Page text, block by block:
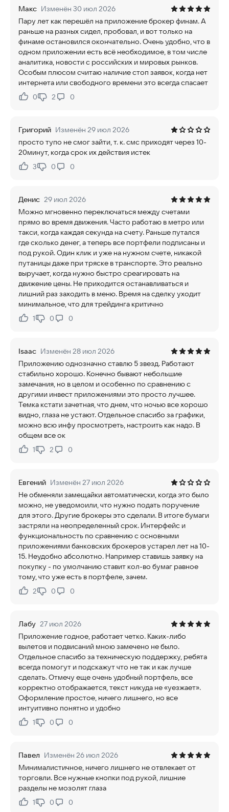
Макс Изменён 30 июл 2026
Пару лет как перешёл на приложение брокер финам. А
раньше на разных сидел, пробовал, и вот только на
финаме остановился окончательно. Очень удобно, что в
одном приложении есть всё необходимое, в том числе
аналитика, новости с российских и мировых рынков.
Особым плюсом считаю наличие стоп заявок, когда нет
интернета или свободного времени это всегда спасает
Нравится:
0Не нравится:
2 0
Григорий Изменён 29 июл 2026
просто тупо не смог зайти, т. к. смс приходят через 10-
20минут, когда срок их действия истек
Нравится:
3Не нравится:
0 0
Денис 29 июл 2026
Можно мгновенно переключаться между счетами
прямо во время движения. Часто работаю в метро или
такси, когда каждая секунда на счету. Раньше путался
где сколько денег, а теперь все портфели подписаны и
под рукой. Один клик и уже на нужном счете, никакой
путаницы даже при тряске в транспорте. Это реально
выручает, когда нужно быстро среагировать на
движение цены. Не приходится останавливаться и
лишний раз заходить в меню. Время на сделку уходит
минимальное, что для трейдинга критично
Нравится:
1Не нравится:
0 0
Isaac Изменён 28 июл 2026
Приложению однозначно ставлю 5 звезд. Работают
стабильно хорошо. Конечно бывают небольшие
замечания, но в целом и особенно по сравнению с
другими инвест приложениями это просто лучшее.
Темка кстати зачетная, что днем, что ночью все хорошо
видно, глаза не устают. Отдельное спасибо за графики,
можно всю инфу просмотреть, настроить как надо. В
общем все ок
Нравится:
1Не нравится:
2 0
Евгений Изменён 27 июл 2026
Не обменяли замещайки автоматически, когда это было
можно, не уведомоили, что нужно подать поручение
для этого. Другие брокеры это сделали. В итоге бумаги
застряли на неопределенный срок. Интерфейс и
функциональность по сравнению с основными
приложениями банковских брокеров устарел лет на 10-
15. Неудобно абсолютно. Например ставишь заявку на
покупку - по умолчанию ставит кол-во бумаг равное
тому, что уже есть в портфеле, зачем.
Нравится:
2Не нравится:
0 0
Лабу 27 июл 2026
Приложение годное, работает четко. Каких-либо
вылетов и подвисаний мною замечено не было.
Отдельное спасибо за техническую поддержку, ребята
всегда помогут и подскажут что не так и как лучше
сделать. Отмечу еще очень удобный портфель, все
корректно отображается, текст никуда не «уезжает».
Оформление простое, ничего лишнего, но все
интуитивно понятно и удобно
Нравится:
1Не нравится:
0 0
Павел Изменён 26 июл 2026
Минималистичное, ничего лишнего не отвлекает от
торговли. Все нужные кнопки под рукой, лишние
разделы не мозолят глаза
Нравится:
1Не нравится:
0 0